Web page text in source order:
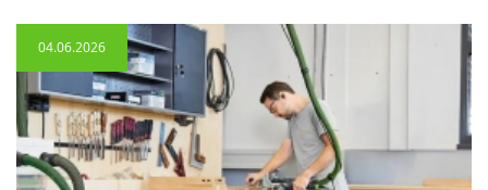
04.06.2026